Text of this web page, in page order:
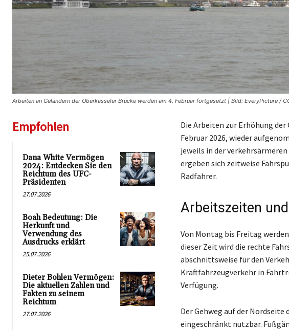
Arbeiten an Geländern der Oberkasseler Brücke werden am 4. Februar fortgesetzt | Bild: EveryPicture /
Empfohlen
Dana White Vermögen
2024: Entdecken Sie den
Reichtum des UFC-
Präsidenten
27.07.2026
Boah Bedeutung: Die
Herkunft und
Verwendung des
Ausdrucks erklärt
25.07.2026
Dieter Bohlen Vermögen:
Die aktuellen Zahlen und
Fakten zu seinem
Reichtum
27.07.2026
Die Arbeiten zur Erhöhung
Februar 2026, wieder
jeweils in der
ergeben sich zeitweise
Radfahrer.
Arbeitszeiten
Von Montag bis Freitag
dieser Zeit wird die rechte
abschnittsweise für den
Kraftfahrzeugverkehr in
Verfügung.
Der Gehweg auf der
eingeschränkt nutzbar.